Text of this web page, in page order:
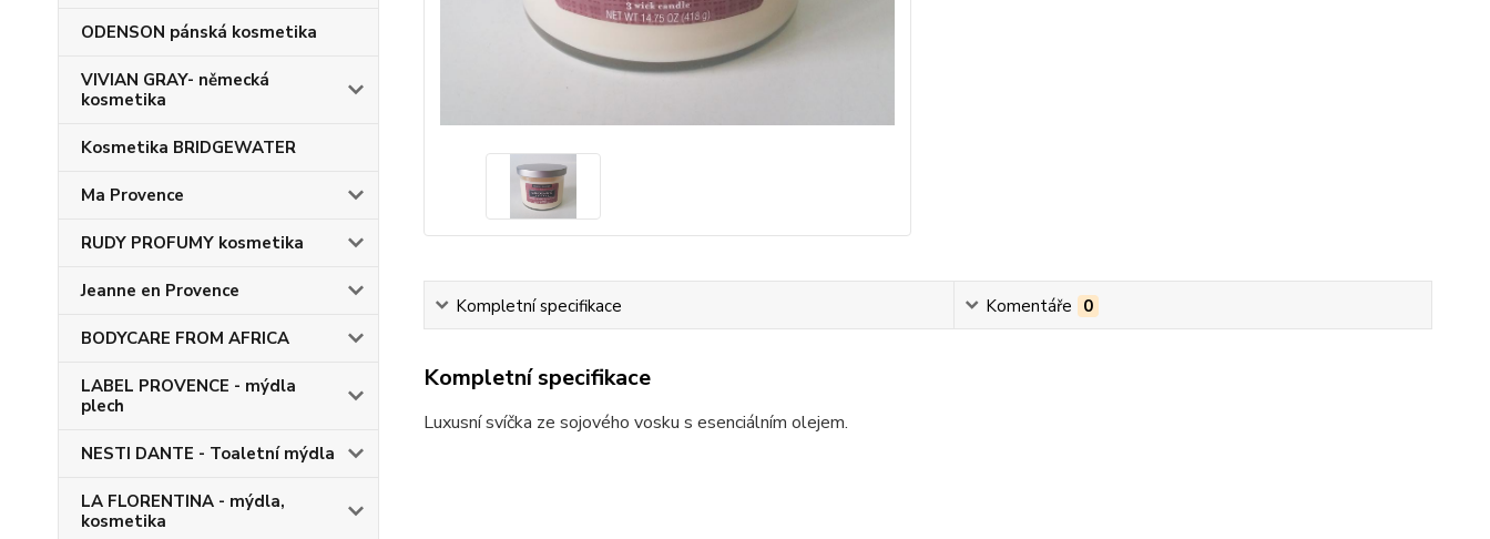
ODENSON pánská kosmetika
VIVIAN GRAY- německá
kosmetika
Kosmetika BRIDGEWATER
Ma Provence
RUDY PROFUMY kosmetika
Jeanne en Provence
BODYCARE FROM AFRICA
LABEL PROVENCE - mýdla
plech
NESTI DANTE - Toaletní mýdla
LA FLORENTINA - mýdla,
kosmetika
Kompletní specifikace Komentáře 0
Kompletní specifikace
Luxusní svíčka ze sojového vosku s esenciálním olejem.